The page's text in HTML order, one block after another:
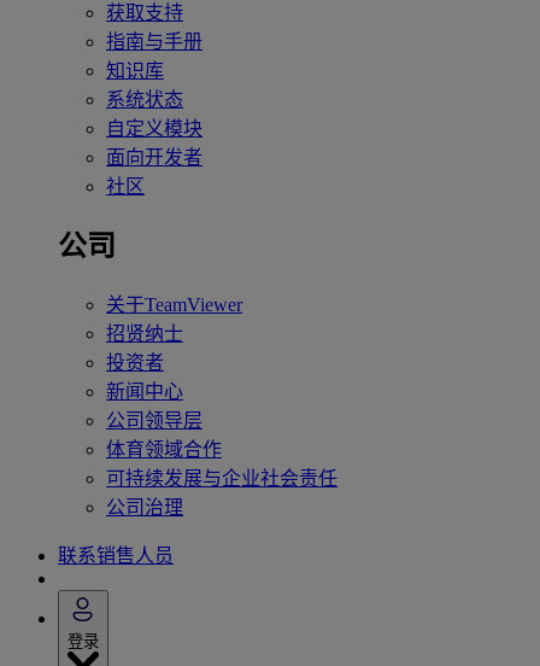
获取支持
指南与手册
知识库
系统状态
自定义模块
面向开发者
社区
公司
关于TeamViewer
招贤纳士
投资者
新闻中心
公司领导层
体育领域合作
可持续发展与企业社会责任
公司治理
联系销售人员
登录